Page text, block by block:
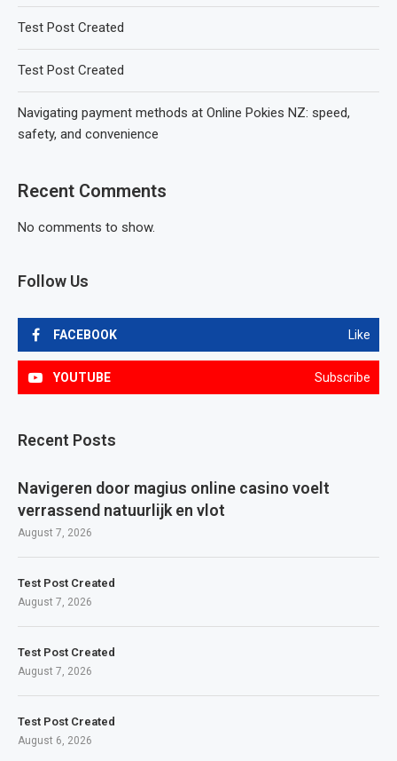
Test Post Created
Test Post Created
Navigating payment methods at Online Pokies NZ: speed,
safety, and convenience
Recent Comments
No comments to show.
Follow Us
FACEBOOK Like
YOUTUBE Subscribe
Recent Posts
Navigeren door magius online casino voelt
verrassend natuurlijk en vlot
August 7, 2026
Test Post Created
August 7, 2026
Test Post Created
August 7, 2026
Test Post Created
August 6, 2026